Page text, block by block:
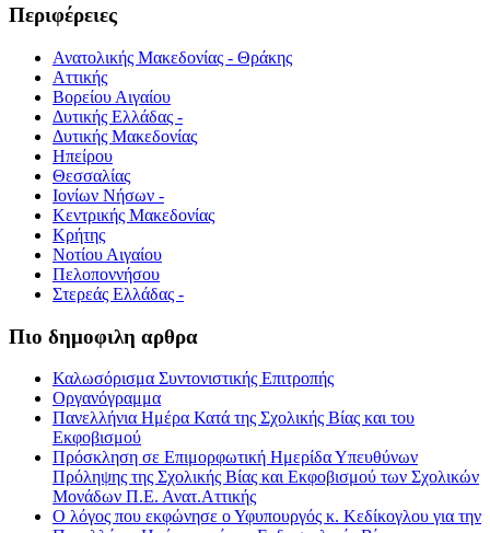
Περιφέρειες
Ανατολικής Μακεδονίας - Θράκης
Αττικής
Βορείου Αιγαίου
Δυτικής Ελλάδας -
Δυτικής Μακεδονίας
Ηπείρου
Θεσσαλίας
Ιονίων Νήσων -
Κεντρικής Μακεδονίας
Κρήτης
Νοτίου Αιγαίου
Πελοποννήσου
Στερεάς Ελλάδας -
Πιο δημοφιλη αρθρα
Καλωσόρισμα Συντονιστικής Επιτροπής
Οργανόγραμμα
Πανελλήνια Ημέρα Κατά της Σχολικής Βίας και του
Εκφοβισμού
Πρόσκληση σε Επιμορφωτική Ημερίδα Υπευθύνων
Πρόληψης της Σχολικής Βίας και Εκφοβισμού των Σχολικών
Μονάδων Π.Ε. Ανατ.Αττικής
Ο λόγος που εκφώνησε ο Υφυπουργός κ. Κεδίκογλου για την